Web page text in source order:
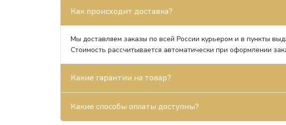
Как происходит доставка?
Мы доставляем заказы по всей России курьером и в пункты
Стоимость рассчитывается автоматически при оформлении
Какие гарантии на товар?
Какие способы оплаты доступны?